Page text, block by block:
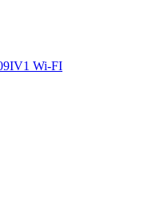
Wi-FI